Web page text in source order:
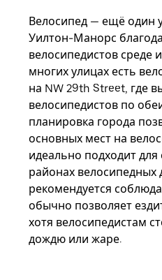
Велосипед — ещё один
Уилтон-Манорс
велосипедистов среде
многих улицах есть
на NW 29th Street, где
велосипедистов по
планировка города
основных мест на
идеально подходит
районах
рекомендуется
обычно позволяет
хотя велосипедистам
дождю или жаре.